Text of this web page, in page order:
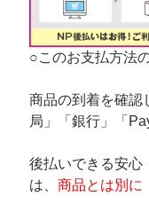
○このお支払方法
商品の到着を確認
局」「銀行」「
後払いできる安心
は、 商品とは別に